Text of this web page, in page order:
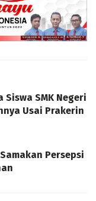
Siswa SMK Negeri
Usai Prakerin
Persepsi